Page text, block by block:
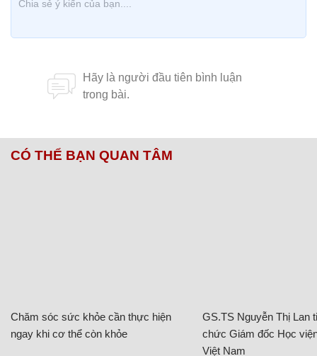
CÓ THỂ BẠN QUAN TÂM
Chăm sóc sức khỏe cần thực hiện
ngay khi cơ thể còn khỏe
GS.TS Nguyễn Thị Lan
chức Giám đốc Học
Việt Nam